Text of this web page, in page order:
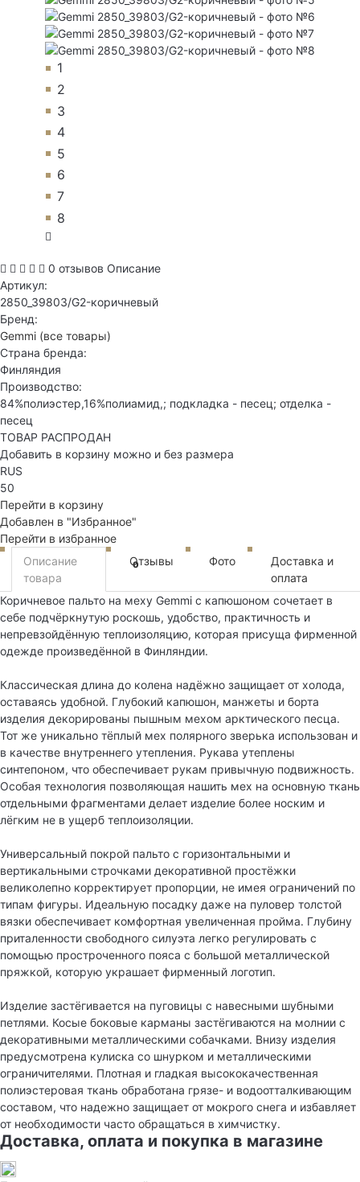
1
2
3
4
5
6
7
8
0 отзывов Описание
Артикул:
2850_39803/G2-коричневый
Бренд:
Gemmi (все товары)
Страна бренда:
Финляндия
Производство:
84%полиэстер,16%полиамид,; подкладка - песец; отделка -
песец
ТОВАР РАСПРОДАН
Добавить в корзину можно и без размера
RUS
50
Перейти в корзину
Добавлен в "Избранное"
Перейти в избранное
Описание
товара
Отзывы
0 Фото
Доставка и
оплата
Коричневое пальто на меху Gemmi с капюшоном сочетает в
себе подчёркнутую роскошь, удобство, практичность и
непревзойдённую теплоизоляцию, которая присуща фирменной
одежде произведённой в Финляндии.
Классическая длина до колена надёжно защищает от холода,
оставаясь удобной. Глубокий капюшон, манжеты и борта
изделия декорированы пышным мехом арктического песца.
Тот же уникально тёплый мех полярного зверька использован и
в качестве внутреннего утепления. Рукава утеплены
синтепоном, что обеспечивает рукам привычную подвижность.
Особая технология позволяющая нашить мех на основную ткань
отдельными фрагментами делает изделие более носким и
лёгким не в ущерб теплоизоляции.
Универсальный покрой пальто с горизонтальными и
вертикальными строчками декоративной простёжки
великолепно корректирует пропорции, не имея ограничений по
типам фигуры. Идеальную посадку даже на пуловер толстой
вязки обеспечивает комфортная увеличенная пройма. Глубину
приталенности свободного силуэта легко регулировать с
помощью простроченного пояса с большой металлической
пряжкой, которую украшает фирменный логотип.
Изделие застёгивается на пуговицы с навесными шубными
петлями. Косые боковые карманы застёгиваются на молнии с
декоративными металлическими собачками. Внизу изделия
предусмотрена кулиска со шнурком и металлическими
ограничителями. Плотная и гладкая высококачественная
полиэстеровая ткань обработана грязе- и водоотталкивающим
составом, что надежно защищает от мокрого снега и избавляет
от необходимости часто обращаться в химчистку.
Доставка, оплата и покупка в магазине